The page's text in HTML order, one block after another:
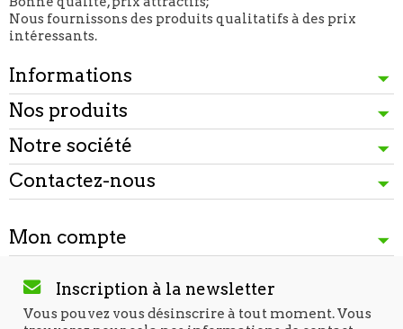
Nous fournissons des produits qualitatifs à des prix
intéressants.
Informations
Nos produits
Notre société
Contactez-nous
Mon compte
Inscription à la newsletter
Vous pouvez vous désinscrire à tout moment. Vous